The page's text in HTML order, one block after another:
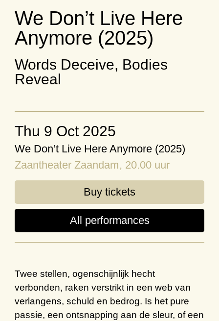
We Don’t Live Here
Anymore (2025)
Words Deceive, Bodies
Reveal
Thu 9 Oct 2025
We Don’t Live Here Anymore (2025)
Zaantheater Zaandam, 20.00 uur
Buy tickets
All performances
Twee stellen, ogenschijnlijk hecht
verbonden, raken verstrikt in een web van
verlangens, schuld en bedrog. Is het pure
passie, een ontsnapping aan de sleur, of een